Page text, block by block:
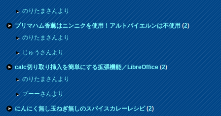
のりたまさんより
プリマハム香薫はニンニクを使用！アルトバイエルンは不使用(2)
のりたまさんより
じゅうさんより
calc切り取り挿入を簡単にする拡張機能／LibreOffice(2)
のりたまさんより
プーーさんより
にんにく無し玉ねぎ無しのスパイスカレーレシピ(2)